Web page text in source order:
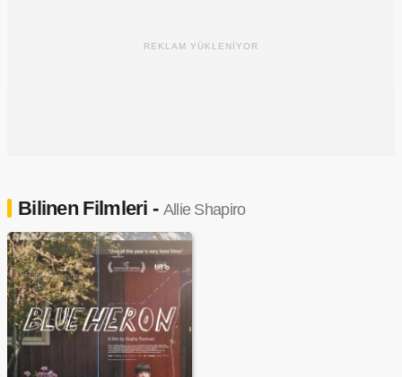
REKLAM YÜKLENİYOR
Bilinen Filmleri - Allie Shapiro